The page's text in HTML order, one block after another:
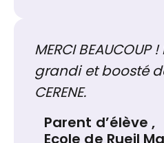
MERCI
grandi et boosté
CERENE.
Parent d’élève ,
Ecole de Rueil